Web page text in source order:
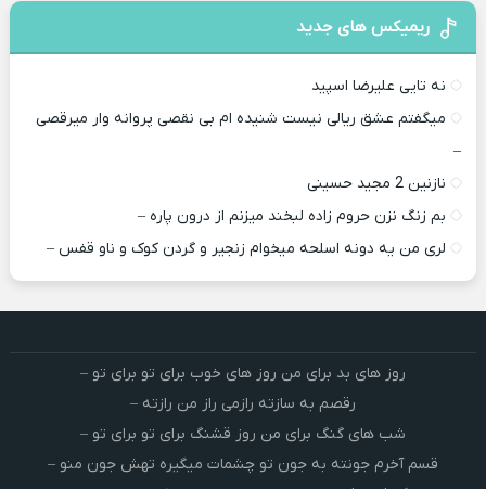
ریمیکس های جدید
نه تایی علیرضا اسپید
میگفتم عشق ریالی نیست شنیده ام بی نقصی پروانه وار میرقصی
–
نازنین 2 مجید حسینی
بم زنگ نزن حروم زاده لبخند میزنم از درون پاره –
لری من یه دونه اسلحه میخوام زﻧﺠﻴﺮ و ﮔﺮدن ﻛﻮک و ﻧﺎو ﻗﻔﺲ –
روز های بد برای من روز های خوب برای تو برای تو –
رقصم به سازته رازمی راز من رازته –
شب های گنگ برای من روز قشنگ برای تو برای تو –
قسم آخرم جونته به جون تو چشمات میگیره تهش جون منو –